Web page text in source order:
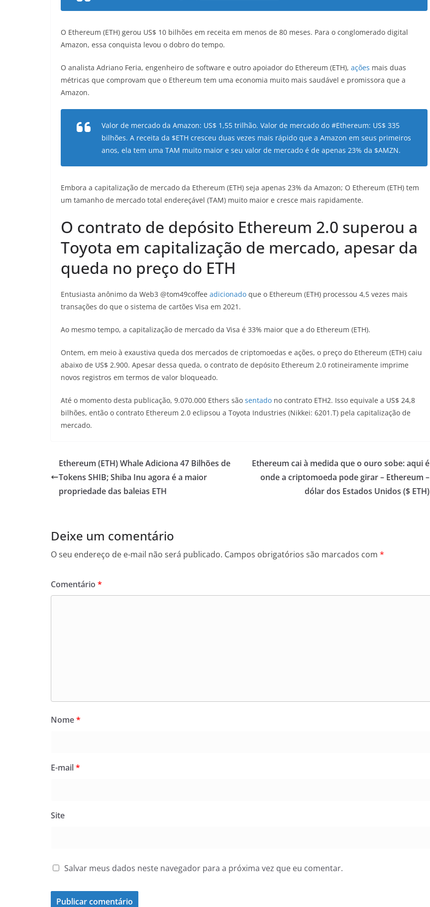
O Ethereum (ETH) gerou US$ 10 bilhões em receita em menos de 80 meses. Para o conglomerado digital
Amazon, essa conquista levou o dobro do tempo.
O analista Adriano Feria, engenheiro de software e outro apoiador do Ethereum (ETH), ações mais duas
métricas que comprovam que o Ethereum tem uma economia muito mais saudável e promissora que a
Amazon.
Valor de mercado da Amazon: US$ 1,55 trilhão. Valor de mercado do #Ethereum: US$ 335
bilhões. A receita da $ETH cresceu duas vezes mais rápido que a Amazon em seus primeiros
anos, ela tem uma TAM muito maior e seu valor de mercado é de apenas 23% da $AMZN.
Embora a capitalização de mercado da Ethereum (ETH) seja apenas 23% da Amazon; O Ethereum (ETH) tem
um tamanho de mercado total endereçável (TAM) muito maior e cresce mais rapidamente.
O contrato de depósito Ethereum 2.0 superou a
Toyota em capitalização de mercado, apesar da
queda no preço do ETH
Entusiasta anônimo da Web3 @tom49coffee adicionado que o Ethereum (ETH) processou 4,5 vezes mais
transações do que o sistema de cartões Visa em 2021.
Ao mesmo tempo, a capitalização de mercado da Visa é 33% maior que a do Ethereum (ETH).
Ontem, em meio à exaustiva queda dos mercados de criptomoedas e ações, o preço do Ethereum (ETH) caiu
abaixo de US$ 2.900. Apesar dessa queda, o contrato de depósito Ethereum 2.0 rotineiramente imprime
novos registros em termos de valor bloqueado.
Até o momento desta publicação, 9.070.000 Ethers são sentado no contrato ETH2. Isso equivale a US$ 24,8
bilhões, então o contrato Ethereum 2.0 eclipsou a Toyota Industries (Nikkei: 6201.T) pela capitalização de
mercado.
Ethereum (ETH) Whale Adiciona 47 Bilhões de
Tokens SHIB; Shiba Inu agora é a maior
propriedade das baleias ETH
Ethereum cai à medida que o ouro sobe: aqui é
onde a criptomoeda pode girar – Ethereum –
dólar dos Estados Unidos ($ ETH)
Deixe um comentário
O seu endereço de e-mail não será publicado. Campos obrigatórios são marcados com *
Comentário *
Nome*
E-mail*
Site
Salvar meus dados neste navegador para a próxima vez que eu comentar.